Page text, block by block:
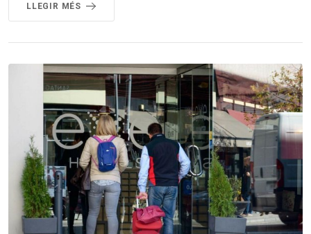
LLEGIR MÉS